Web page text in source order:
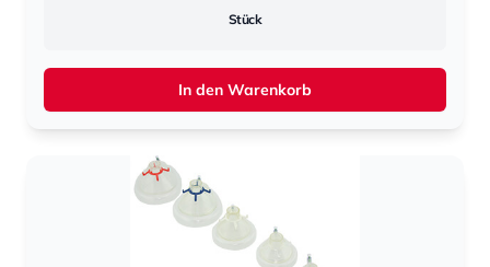
Stück
In den Warenkorb